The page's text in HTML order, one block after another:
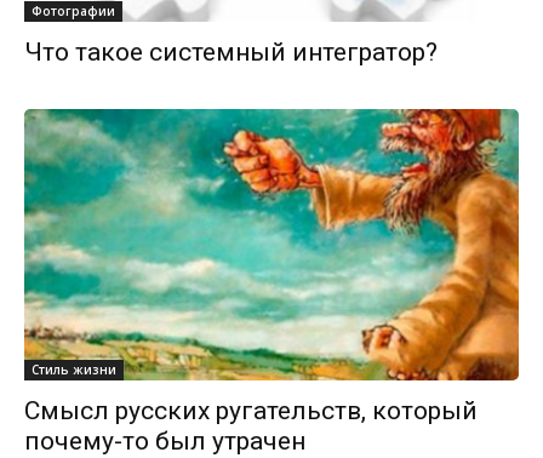
Фотографии
Что такое системный интегратор?
Стиль жизни
Смысл русских ругательств, который
почему-то был утрачен